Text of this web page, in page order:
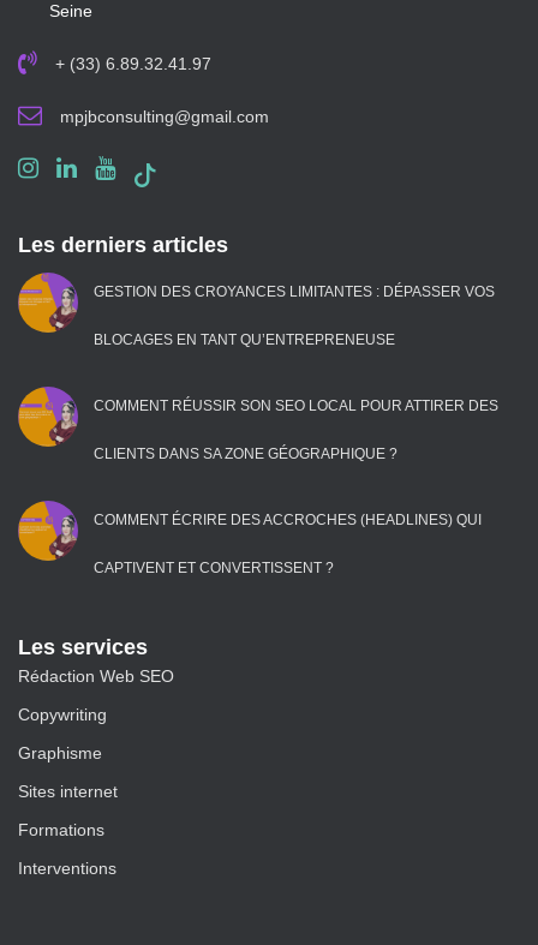
Seine
+ (33) 6.89.32.41.97
mpjbconsulting@gmail.com
Les derniers articles
GESTION DES CROYANCES LIMITANTES : DÉPASSER VOS
BLOCAGES EN TANT QU’ENTREPRENEUSE
COMMENT RÉUSSIR SON SEO LOCAL POUR ATTIRER DES
CLIENTS DANS SA ZONE GÉOGRAPHIQUE ?
COMMENT ÉCRIRE DES ACCROCHES (HEADLINES) QUI
CAPTIVENT ET CONVERTISSENT ?
Les services
Rédaction Web SEO
Copywriting
Graphisme
Sites internet
Formations
Interventions